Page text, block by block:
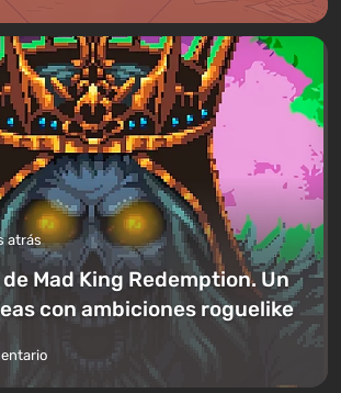
atrás
Mad King Redemption. Un
con ambiciones roguelike